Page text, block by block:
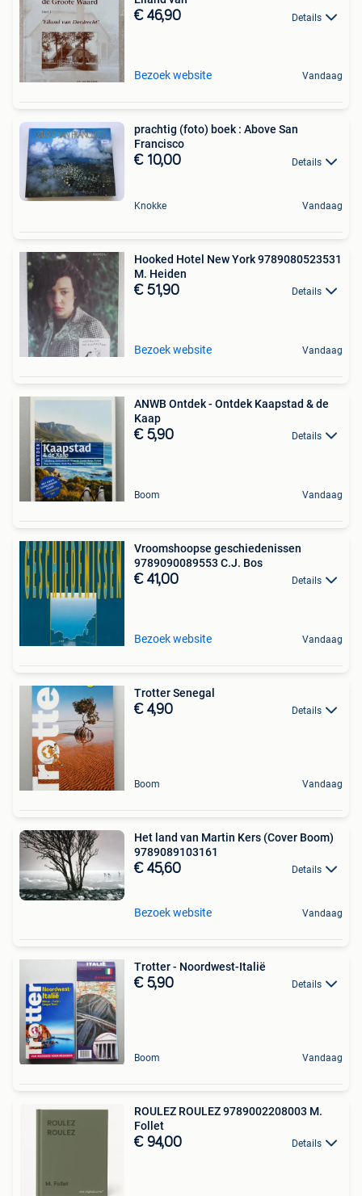
€ 46,90 Details
Bezoek website Vandaag
prachtig (foto) boek : Above San
Francisco
€ 10,00 Details
Knokke Vandaag
Hooked Hotel New York 9789080523531
M. Heiden
€ 51,90 Details
Bezoek website Vandaag
ANWB Ontdek - Ontdek Kaapstad & de
Kaap
€ 5,90 Details
Boom Vandaag
Vroomshoopse geschiedenissen
9789090089553 C.J. Bos
€ 41,00 Details
Bezoek website Vandaag
Trotter Senegal
€ 4,90 Details
Boom Vandaag
Het land van Martin Kers (Cover Boom)
9789089103161
€ 45,60 Details
Bezoek website Vandaag
Trotter - Noordwest-Italië
€ 5,90 Details
Boom Vandaag
ROULEZ ROULEZ 9789002208003 M.
Follet
€ 94,00 Details